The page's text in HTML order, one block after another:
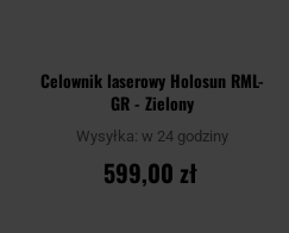
Celownik laserowy Holosun RML-
GR - Zielony
Wysyłka: w 24 godziny
599,00 zł